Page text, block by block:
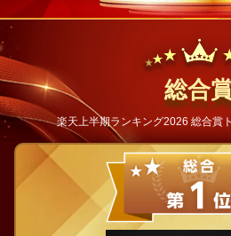
総合
楽天上半期ランキング2026 総合賞